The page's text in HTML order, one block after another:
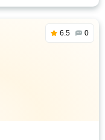
6.5 0